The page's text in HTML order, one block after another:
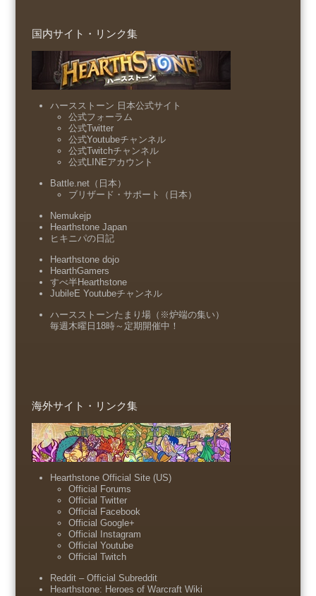
国内サイト・リンク集
ハースストーン 日本公式サイト
公式フォーラム
公式Twitter
公式Youtubeチャンネル
公式Twitchチャンネル
公式LINEアカウント
Battle.net（日本）
ブリザード・サポート（日本）
Nemukejp
Hearthstone Japan
ヒキニパの日記
Hearthstone dojo
HearthGamers
すべ半Hearthstone
JubileE Youtubeチャンネル
ハースストーンたまり場（※炉端の集い）
毎週木曜日18時～定期開催中！
海外サイト・リンク集
Hearthstone Official Site (US)
Official Forums
Official Twitter
Official Facebook
Official Google+
Official Instagram
Official Youtube
Official Twitch
Reddit – Official Subreddit
Hearthstone: Heroes of Warcraft Wiki